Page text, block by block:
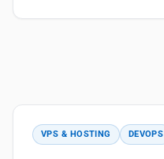
VPS & HOSTING DEVOPS